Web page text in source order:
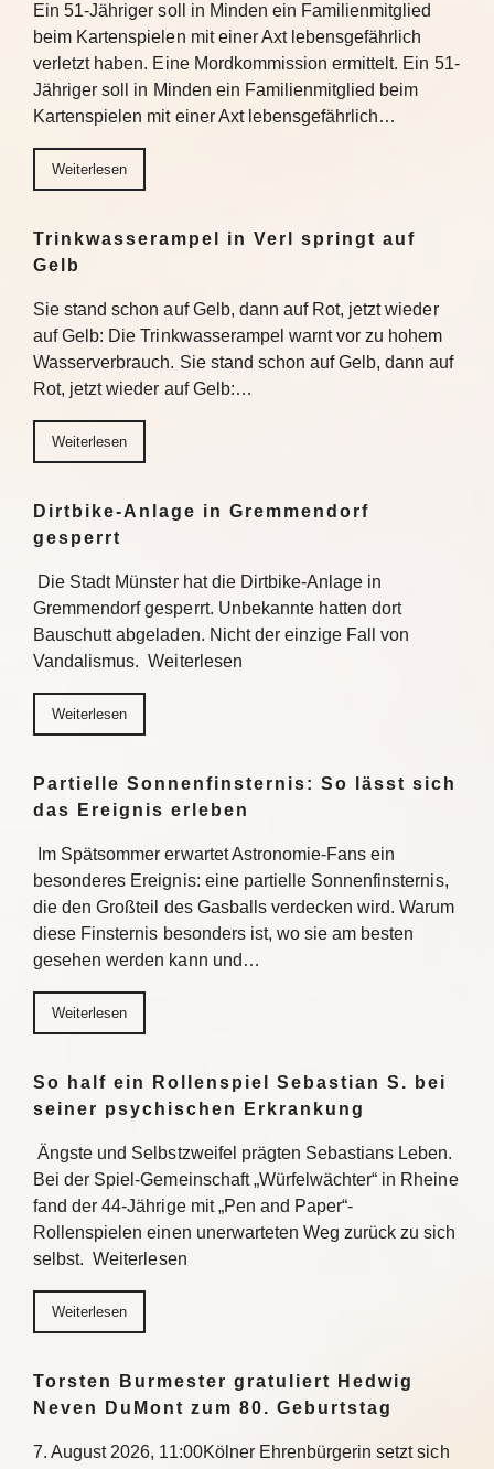
Ein 51-Jähriger soll in Minden ein Familienmitglied
beim Kartenspielen mit einer Axt lebensgefährlich
verletzt haben. Eine Mordkommission ermittelt. Ein 51-
Jähriger soll in Minden ein Familienmitglied beim
Kartenspielen mit einer Axt lebensgefährlich…
Weiterlesen
Trinkwasserampel in Verl springt auf
Gelb
Sie stand schon auf Gelb, dann auf Rot, jetzt wieder
auf Gelb: Die Trinkwasserampel warnt vor zu hohem
Wasserverbrauch. Sie stand schon auf Gelb, dann auf
Rot, jetzt wieder auf Gelb:…
Weiterlesen
Dirtbike-Anlage in Gremmendorf
gesperrt
Die Stadt Münster hat die Dirtbike-Anlage in
Gremmendorf gesperrt. Unbekannte hatten dort
Bauschutt abgeladen. Nicht der einzige Fall von
Vandalismus. Weiterlesen
Weiterlesen
Partielle Sonnenfinsternis: So lässt sich
das Ereignis erleben
Im Spätsommer erwartet Astronomie-Fans ein
besonderes Ereignis: eine partielle Sonnenfinsternis,
die den Großteil des Gasballs verdecken wird. Warum
diese Finsternis besonders ist, wo sie am besten
gesehen werden kann und…
Weiterlesen
So half ein Rollenspiel Sebastian S. bei
seiner psychischen Erkrankung
Ängste und Selbstzweifel prägten Sebastians Leben.
Bei der Spiel-Gemeinschaft „Würfelwächter“ in Rheine
fand der 44-Jährige mit „Pen and Paper“-
Rollenspielen einen unerwarteten Weg zurück zu sich
selbst. Weiterlesen
Weiterlesen
Torsten Burmester gratuliert Hedwig
Neven DuMont zum 80. Geburtstag
7. August 2026, 11:00Kölner Ehrenbürgerin setzt sich